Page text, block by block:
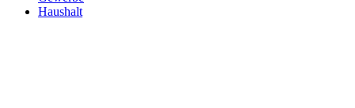
Haushalt